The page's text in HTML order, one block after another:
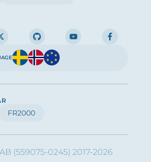
FR2000
(559075-0245) 2017-2026